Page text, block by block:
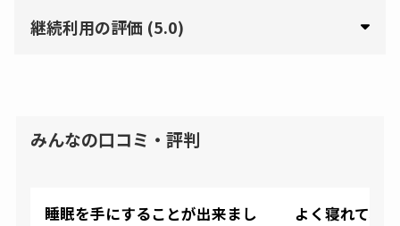
継続利用の評価 (5.0)
みんなの口コミ・評判
睡眠を手にすることが出来まし
よく寝れて、